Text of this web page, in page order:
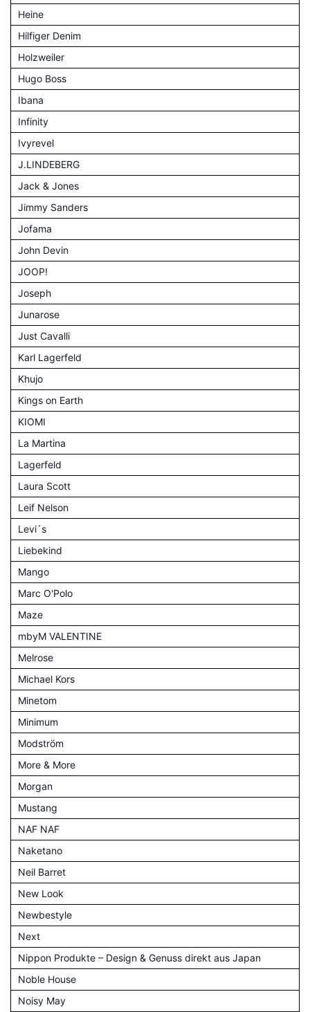
Heine
Hilfiger Denim
Holzweiler
Hugo Boss
Ibana
Infinity
Ivyrevel
J.LINDEBERG
Jack & Jones
Jimmy Sanders
Jofama
John Devin
JOOP!
Joseph
Junarose
Just Cavalli
Karl Lagerfeld
Khujo
Kings on Earth
KIOMI
La Martina
Lagerfeld
Laura Scott
Leif Nelson
Levi´s
Liebekind
Mango
Marc O'Polo
Maze
mbyM VALENTINE
Melrose
Michael Kors
Minetom
Minimum
Modström
More & More
Morgan
Mustang
NAF NAF
Naketano
Neil Barret
New Look
Newbestyle
Next
Nippon Produkte – Design & Genuss direkt aus Japan
Noble House
Noisy May